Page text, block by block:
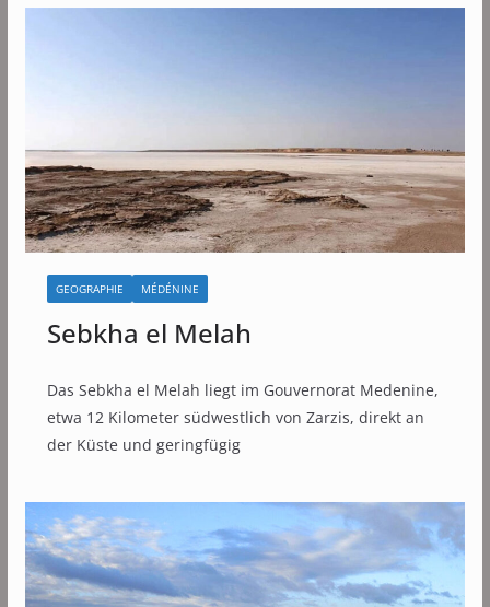
GEOGRAPHIE MÉDÉNINE
Sebkha el Melah
Das Sebkha el Melah liegt im Gouvernorat Medenine,
etwa 12 Kilometer südwestlich von Zarzis, direkt an
der Küste und geringfügig